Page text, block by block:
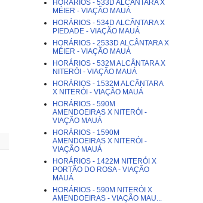
HORÁRIOS - 533D ALCÂNTARA X
MÉIER - VIAÇÃO MAUÁ
HORÁRIOS - 534D ALCÂNTARA X
PIEDADE - VIAÇÃO MAUÁ
HORÁRIOS - 2533D ALCÂNTARA X
MÉIER - VIAÇÃO MAUÁ
HORÁRIOS - 532M ALCÂNTARA X
NITERÓI - VIAÇÃO MAUÁ
HORÁRIOS - 1532M ALCÂNTARA
X NITERÓI - VIAÇÃO MAUÁ
HORÁRIOS - 590M
AMENDOEIRAS X NITERÓI -
VIAÇÃO MAUÁ
HORÁRIOS - 1590M
AMENDOEIRAS X NITERÓI -
VIAÇÃO MAUÁ
HORÁRIOS - 1422M NITERÓI X
PORTÃO DO ROSA - VIAÇÃO
MAUÁ
HORÁRIOS - 590M NITERÓI X
AMENDOEIRAS - VIAÇÃO MAU...